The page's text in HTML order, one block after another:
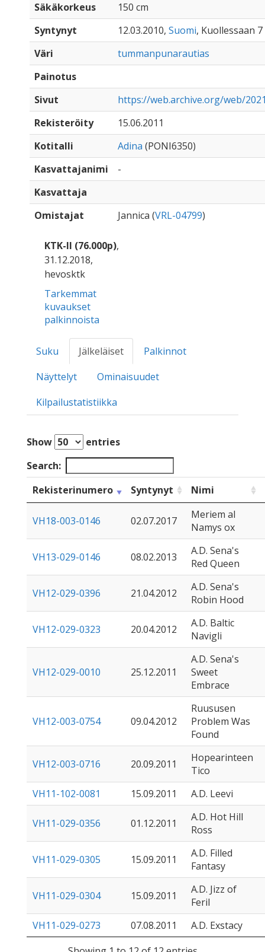
Säkäkorkeus
150 cm
Syntynyt
12.03.2010, Suomi, Kuollessaan
Väri
tummanpunarautias
Painotus
Sivut
https://web.archive.org/web/
Rekisteröity
15.06.2011
Kotitalli
Adina (PONI6350)
Kasvattajanimi
-
Kasvattaja
Omistajat
Jannica (VRL-04799)
KTK-II (76.000p),
31.12.2018,
hevosktk
Tarkemmat
kuvaukset
palkinnoista
Suku Jälkeläiset
Palkinnot
Näyttelyt
Ominaisuudet
Kilpailustatistiikka
Show
entries
Search:
Rekisterinumero
Syntynyt Nimi
VH18-003-0146 02.07.2017
Meriem al
Namys ox
VH13-029-0146 08.02.2013
A.D. Sena's
Red Queen
VH12-029-0396 21.04.2012
A.D. Sena's
Robin Hood
VH12-029-0323 20.04.2012
A.D. Baltic
Navigli
VH12-029-0010 25.12.2011
A.D. Sena's
Sweet
Embrace
VH12-003-0754 09.04.2012
Ruususen
Problem Was
Found
VH12-003-0716 20.09.2011
Hopearinteen
Tico
VH11-102-0081
15.09.2011 A.D. Leevi
VH11-029-0356 01.12.2011
A.D. Hot Hill
Ross
VH11-029-0305 15.09.2011
A.D. Filled
Fantasy
VH11-029-0304 15.09.2011
A.D. Jizz of
Feril
VH11-029-0273
07.08.2011
A.D. Exstacy